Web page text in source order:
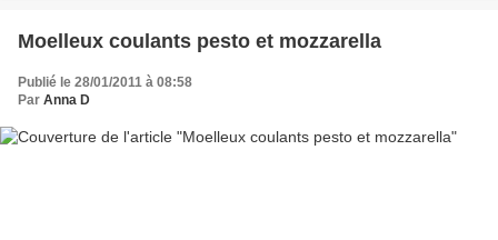
Moelleux coulants pesto et mozzarella
Publié le 28/01/2011 à 08:58
Par Anna D